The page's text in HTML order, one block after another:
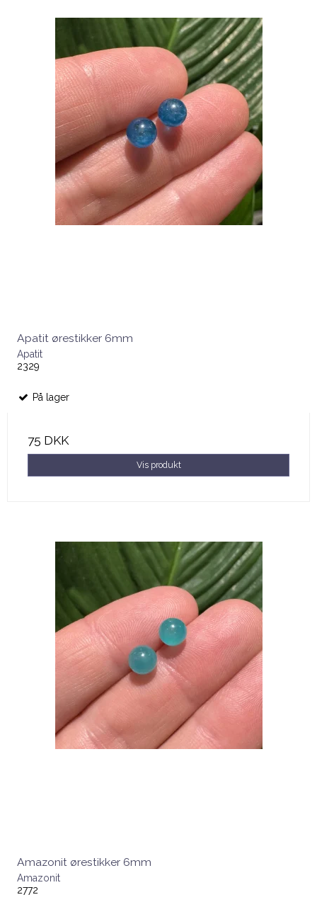
Apatit ørestikker 6mm
Apatit
2329
På lager
75 DKK
Vis produkt
Amazonit ørestikker 6mm
Amazonit
2772